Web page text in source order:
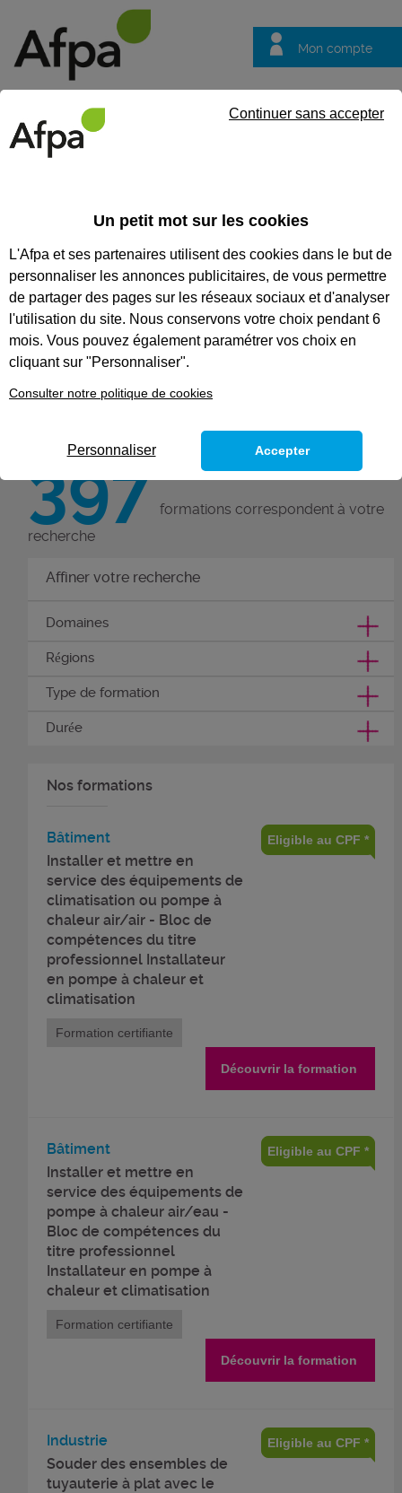
Mon compte
questions
NOS FORMATIONS
CERTIFIANTES
Nos formationscertifiantes
Découvrez un métier, débutez un
parcours professionnel, accédez à
un premier niveau d’employabilité
l’Afpa, valorisez votre expérience
397 formations correspondent à votre
recherche
Affiner votre recherche
Domaines
Régions
Type de formation
Durée
Nos formations
Bâtiment
Installer et mettre en
service des équipements de
climatisation ou pompe à
chaleur air/air - Bloc de
compétences du titre
professionnel Installateur
en pompe à chaleur et
climatisation
Eligible au CPF *
Formation certifiante
Découvrir la formation
Bâtiment
Installer et mettre en
service des équipements de
pompe à chaleur air/eau -
Bloc de compétences du
titre professionnel
Installateur en pompe à
chaleur et climatisation
Eligible au CPF *
Formation certifiante
Découvrir la formation
Industrie
Souder des ensembles de
tuyauterie à plat avec le
Eligible au CPF *
Un petit mot sur les cookies
L'Afpa et ses partenaires utilisent des cookies dans le but de
personnaliser les annonces publicitaires, de vous permettre
de partager des pages sur les réseaux sociaux et d'analyser
l'utilisation du site. Nous conservons votre choix pendant 6
mois. Vous pouvez également paramétrer vos choix en
cliquant sur "Personnaliser".
Consulter notre politique de cookies
Continuer sans accepter
Personnaliser Accepter